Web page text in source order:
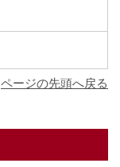
ページの先頭へ戻る